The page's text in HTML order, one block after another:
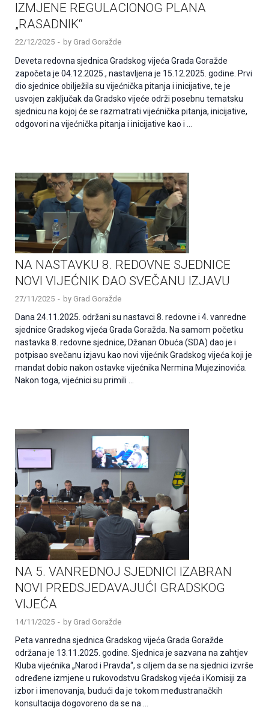
IZMJENE REGULACIONOG PLANA
„RASADNIK“
22/12/2025 - by Grad Goražde
Deveta redovna sjednica Gradskog vijeća Grada Goražde
započeta je 04.12.2025., nastavljena je 15.12.2025. godine. Prvi
dio sjednice obilježila su vijećnička pitanja i inicijative, te je
usvojen zaključak da Gradsko vijeće održi posebnu tematsku
sjednicu na kojoj će se razmatrati vijećnička pitanja, inicijative,
odgovori na vijećnička pitanja i inicijative kao i …
NA NASTAVKU 8. REDOVNE SJEDNICE
NOVI VIJEĆNIK DAO SVEČANU IZJAVU
27/11/2025 - by Grad Goražde
Dana 24.11.2025. održani su nastavci 8. redovne i 4. vanredne
sjednice Gradskog vijeća Grada Goražda. Na samom početku
nastavka 8. redovne sjednice, Džanan Obuća (SDA) dao je i
potpisao svečanu izjavu kao novi vijećnik Gradskog vijeća koji je
mandat dobio nakon ostavke vijećnika Nermina Mujezinovića.
Nakon toga, vijećnici su primili …
NA 5. VANREDNOJ SJEDNICI IZABRAN
NOVI PREDSJEDAVAJUĆI GRADSKOG
VIJEĆA
14/11/2025 - by Grad Goražde
Peta vanredna sjednica Gradskog vijeća Grada Goražde
održana je 13.11.2025. godine. Sjednica je sazvana na zahtjev
Kluba vijećnika „Narod i Pravda“, s ciljem da se na sjednici izvrše
određene izmjene u rukovodstvu Gradskog vijeća i Komisiji za
izbor i imenovanja, budući da je tokom međustranačkih
konsultacija dogovoreno da se na …